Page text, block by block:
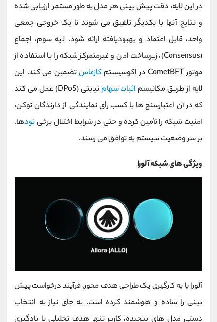
در این لایه، دقت پیش‌ بینی هر مدل به طور مستمر ارزیابی شده
و نتایج آنها با یکدیگر تلفیق می ‌شوند تا یک خروجی جمعی
واحد، قابل ‌اعتماد و بهبودیافته ارائه شود. لایه سوم، اجماع
(Consensus)، زیرساخت امن و غیرمتمرکز شبکه را با استفاده از
موتور CometBFT در اکوسیستم
کازماس تضمین می کند. این
لایه از طریق مکانیسم اثبات سهام
نیابتی (DPoS) عمل می‌ کند
که در آن اعتبارسنج‌ ها با کسب رأی نمایندگی از دارندگان توکن،
امنیت شبکه را تأمین کرده و حتی در شرایط اختلال برخینودها،
بر سر وضعیت سیستم به توافق می‌ رسند.
ویژگی های شبکه آلورا
آلورا با به‌ کارگیری یک طراحی هدف‌ محور، فرآیند درخواست پیش‌
بینی را ساده و هوشمند کرده است. به جای نیاز به انتخاب
دستی مدل‌ های پیچیده، کاربر تنها هدف تحلیلی یا یادگیری